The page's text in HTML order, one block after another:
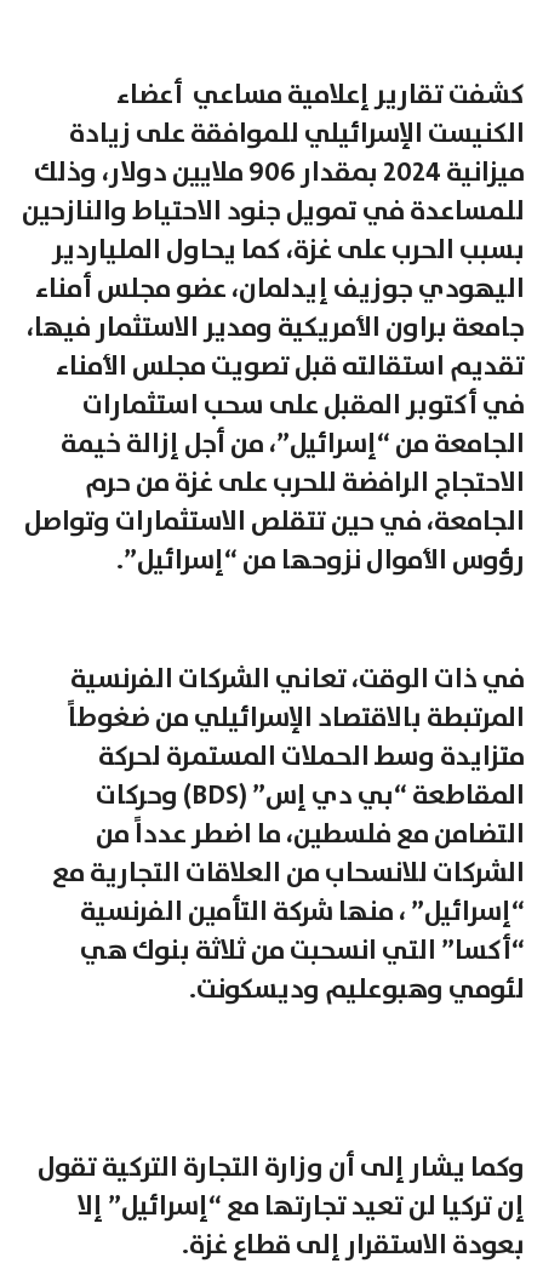
كشفت تقارير إعلامية مساعي أعضاء
الكنيست الإسرائيلي للموافقة على زيادة
ميزانية 2024 بمقدار 906 ملايين دولار، وذلك
للمساعدة في تمويل جنود الاحتياط والنازحين
بسبب الحرب على غزة، كما يحاول الملياردير
اليهودي جوزيف إيدلمان، عضو مجلس أمناء
جامعة براون الأمريكية ومدير الاستثمار فيها،
تقديم استقالته قبل تصويت مجلس الأمناء
في أكتوبر المقبل على سحب استثمارات
الجامعة من “إسرائيل”، من أجل إزالة خيمة
الاحتجاج الرافضة للحرب على غزة من حرم
الجامعة، في حين تتقلص الاستثمارات وتواصل
رؤوس الأموال نزوحها من “إسرائيل”.
في ذات الوقت، تعاني الشركات الفرنسية
المرتبطة بالاقتصاد الإسرائيلي من ضغوطاً
متزايدة وسط الحملات المستمرة لحركة
المقاطعة “بي دي إس” (BDS) وحركات
التضامن مع فلسطين، ما اضطر عدداً من
الشركات للانسحاب من العلاقات التجارية مع
“إسرائيل” ، منها شركة التأمين الفرنسية
“أكسا” التي انسحبت من ثلاثة بنوك هي
لئومي وهبوعليم وديسكونت.
وكما يشار إلى أن وزارة التجارة التركية تقول
إن تركيا لن تعيد تجارتها مع “إسرائيل” إلا
بعودة الاستقرار إلى قطاع غزة.